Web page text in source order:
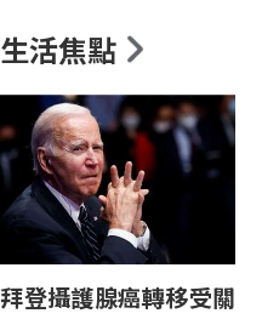
生活焦點
拜登攝護腺癌轉移受關